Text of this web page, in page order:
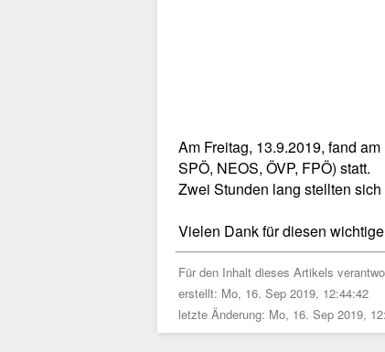
Am Freitag, 13.9.2019, fand
SPÖ, NEOS, ÖVP, FPÖ) statt.
Zwei Stunden lang stellten
Vielen Dank für diesen
Für den Inhalt dieses Artikels
erstellt: Mo, 16. Sep 2019, 12:44:42
letzte Änderung: Mo, 16. Sep 2019,